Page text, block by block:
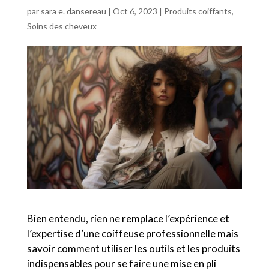
par sara e. dansereau | Oct 6, 2023 | Produits coiffants,
Soins des cheveux
Bien entendu, rien ne remplace l’expérience et
l’expertise d’une coiffeuse professionnelle mais
savoir comment utiliser les outils et les produits
indispensables pour se faire une mise en pli